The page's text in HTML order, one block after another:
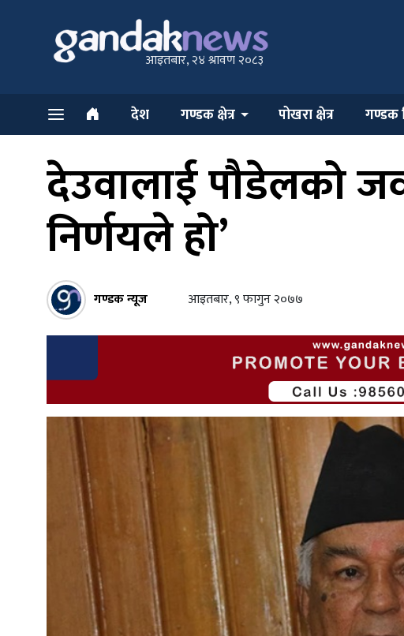
आइतबार, २४ श्रावण २०८३
देश गण्डक क्षेत्र पोखरा क्षेत्र गण्डक
देउवालाई पौडेलको
निर्णयले हो’
गण्डक न्यूज आइतबार, ९ फागुन २०७७